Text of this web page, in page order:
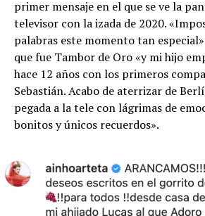
primer mensaje en el que se ve la
televisor con la izada de 2020.
palabras este momento tan
que fue Tambor de Oro «y mi hijo
hace 12 años con los primeros
Sebastián. Acabo de aterrizar de
pegada a la tele con lágrimas de
bonitos y únicos recuerdos».